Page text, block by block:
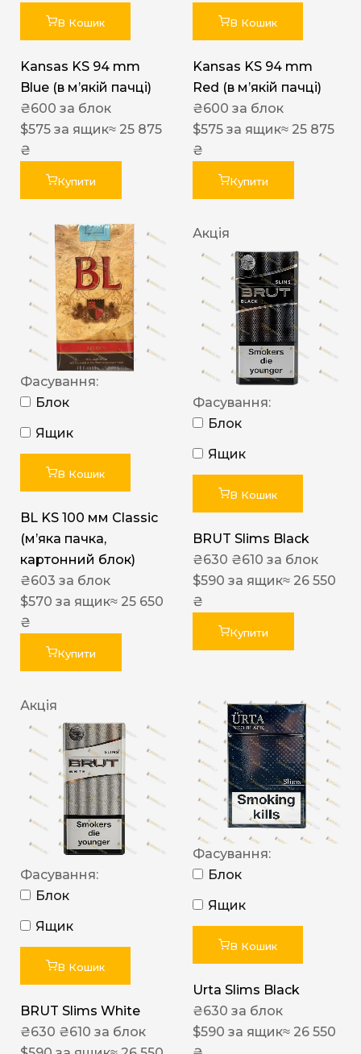
В Кошик
Kansas KS 94 mm
Blue (в мʼякій пачці)
₴600 за блок
$575 за ящик≈ 25 875
₴
Купити
В Кошик
Kansas KS 94 mm
Red (в мʼякій пачці)
₴600 за блок
$575 за ящик≈ 25 875
₴
Купити
Фасування:
Блок
Ящик
В Кошик
BL KS 100 мм Classic
(м’яка пачка,
картонний блок)
₴603 за блок
$570 за ящик≈ 25 650
₴
Купити
Акція
Фасування:
Блок
Ящик
В Кошик
BRUT Slims Black
₴630 ₴610 за блок
$590 за ящик≈ 26 550
₴
Купити
Акція
Фасування:
Блок
Ящик
В Кошик
BRUT Slims White
₴630 ₴610 за блок
Фасування:
Блок
Ящик
В Кошик
Urta Slims Black
₴630 за блок
$590 за ящик≈ 26 550